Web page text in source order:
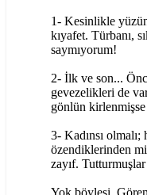
1- Kesinlikle
kıyafet. Türbanı,
saymıyorum!
2- İlk ve son...
gevezelikleri de
gönlün
3- Kadınsı
özendiklerinden
zayıf.
Yok böylesi.